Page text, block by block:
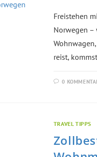
Freistehen
Norwegen –
reist,
0
TRAVEL TIPPS